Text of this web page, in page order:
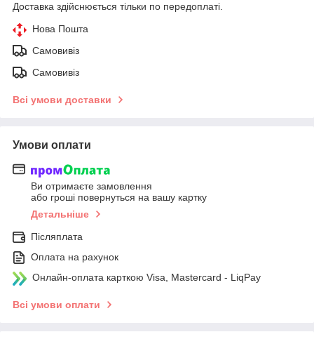
Доставка здійснюється тільки по передоплаті.
Нова Пошта
Самовивіз
Самовивіз
Всі умови доставки
Умови оплати
Ви отримаєте замовлення
або гроші повернуться на вашу картку
Детальніше
Післяплата
Оплата на рахунок
Онлайн-оплата карткою Visa, Mastercard - LiqPay
Всі умови оплати